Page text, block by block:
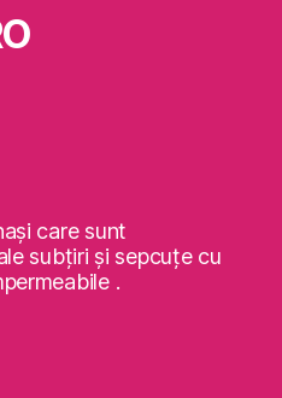
care sunt
subţiri şi sepcuţe cu
.